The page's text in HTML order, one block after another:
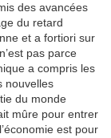
des avancées
du retard
et a fortiori sur
pas parce
a compris les
nouvelles
du monde
mûre pour entrer
est pour